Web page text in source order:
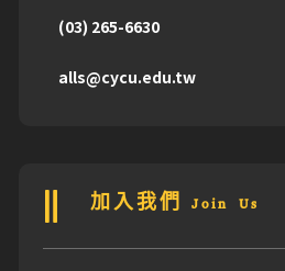
(03) 265-6630
alls@cycu.edu.tw
加入我們 Join Us